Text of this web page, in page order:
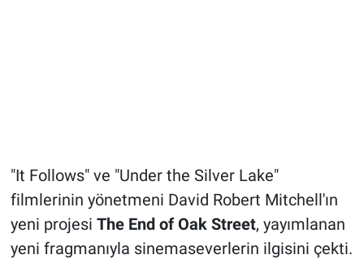
"It Follows" ve "Under the Silver Lake"
filmlerinin yönetmeni David Robert Mitchell'ın
yeni projesi The End of Oak Street, yayımlanan
yeni fragmanıyla sinemaseverlerin ilgisini çekti.